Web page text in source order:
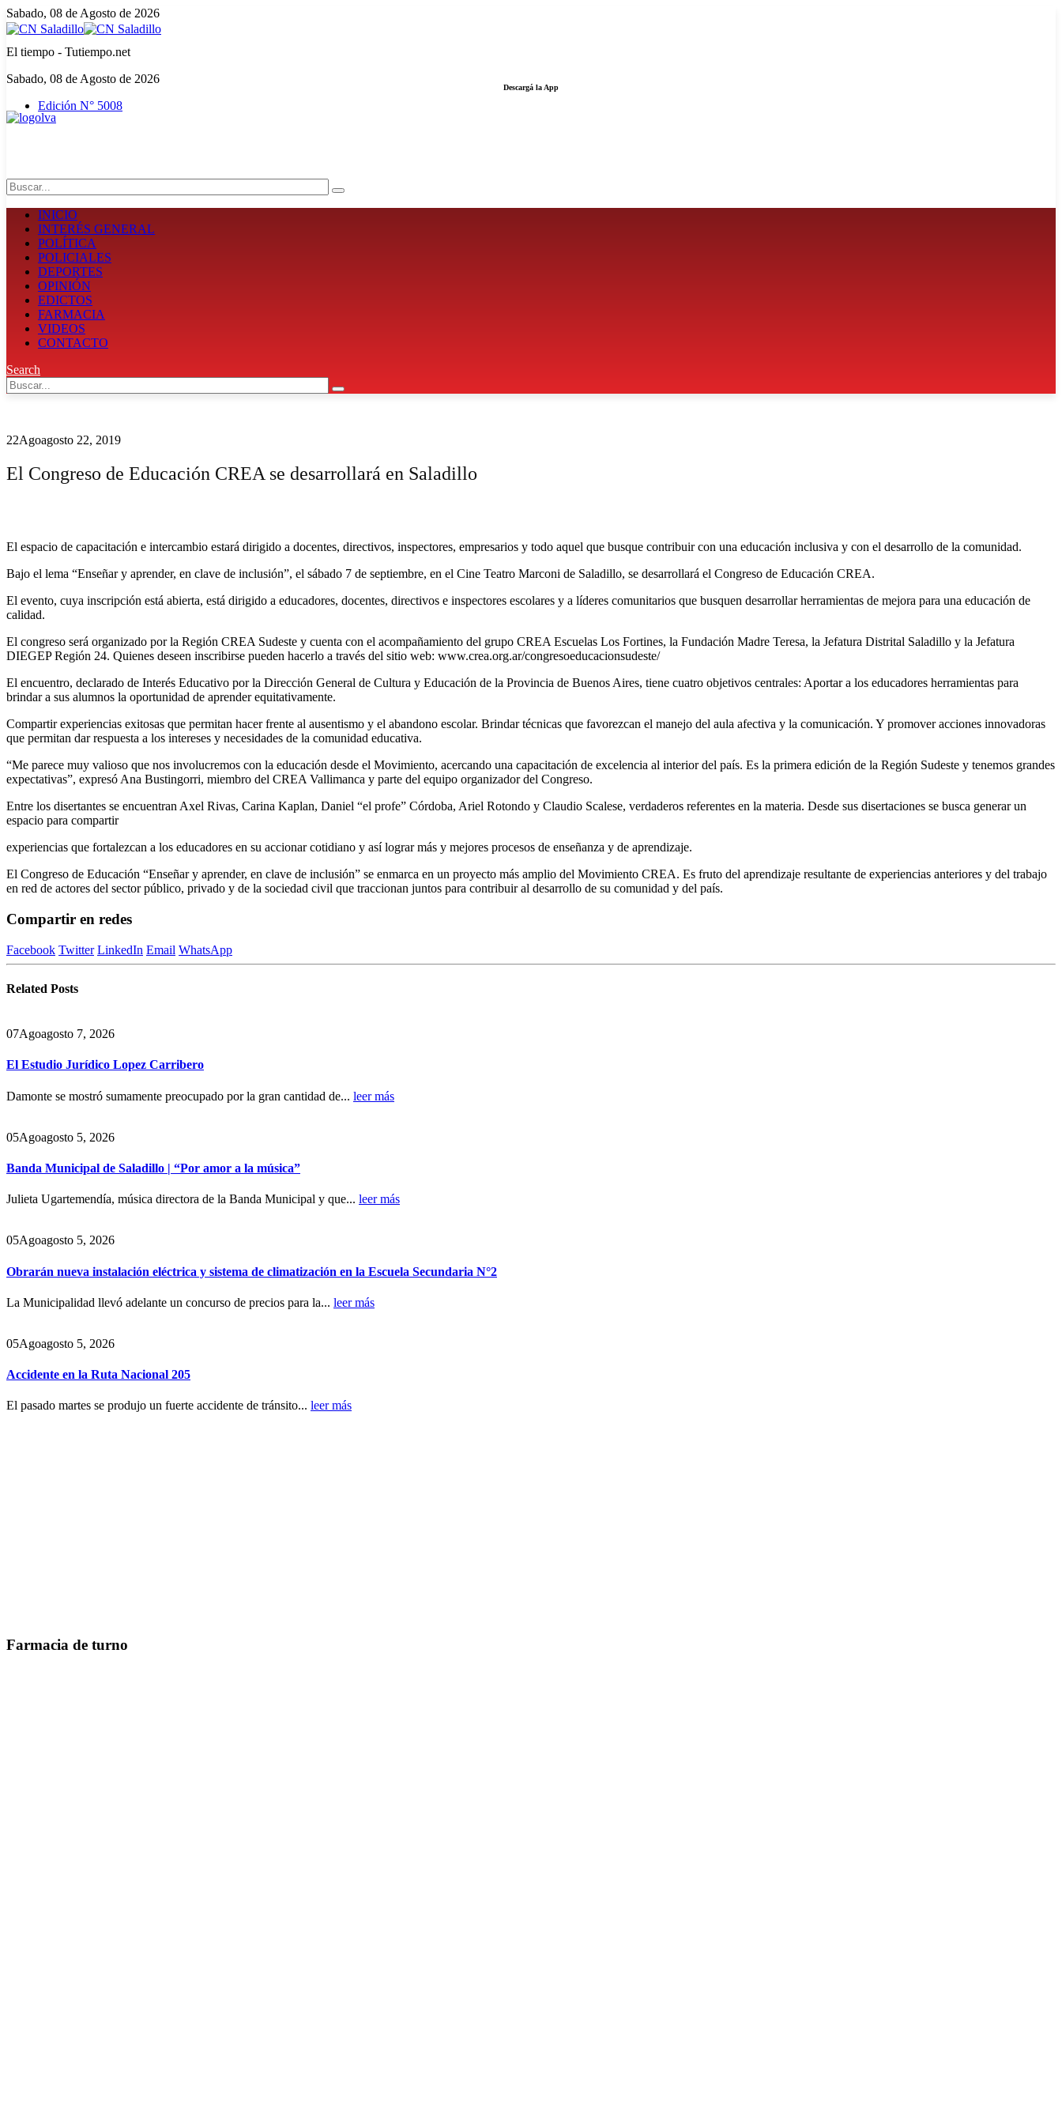
Sabado, 08 de Agosto de 2026
El tiempo - Tutiempo.net
Sabado, 08 de Agosto de 2026
Edición N° 5008
Descargá la App
INICIO
INTERÉS GENERAL
POLÍTICA
POLICIALES
DEPORTES
OPINIÓN
EDICTOS
FARMACIA
VIDEOS
CONTACTO
Search
22Agoagosto 22, 2019
El Congreso de Educación CREA se desarrollará en Saladillo
El espacio de capacitación e intercambio estará dirigido a docentes, directivos, inspectores, empresarios y todo aquel que busque contribuir con una educación inclusiva y con el desarrollo de la comunidad.
Bajo el lema “Enseñar y aprender, en clave de inclusión”, el sábado 7 de septiembre, en el Cine Teatro Marconi de Saladillo, se desarrollará el Congreso de Educación CREA.
El evento, cuya inscripción está abierta, está dirigido a educadores, docentes, directivos e inspectores escolares y a líderes comunitarios que busquen desarrollar herramientas de mejora para una educación de
calidad.
El congreso será organizado por la Región CREA Sudeste y cuenta con el acompañamiento del grupo CREA Escuelas Los Fortines, la Fundación Madre Teresa, la Jefatura Distrital Saladillo y la Jefatura
DIEGEP Región 24. Quienes deseen inscribirse pueden hacerlo a través del sitio web: www.crea.org.ar/congresoeducacionsudeste/
El encuentro, declarado de Interés Educativo por la Dirección General de Cultura y Educación de la Provincia de Buenos Aires, tiene cuatro objetivos centrales: Aportar a los educadores herramientas para
brindar a sus alumnos la oportunidad de aprender equitativamente.
Compartir experiencias exitosas que permitan hacer frente al ausentismo y el abandono escolar. Brindar técnicas que favorezcan el manejo del aula afectiva y la comunicación. Y promover acciones innovadoras
que permitan dar respuesta a los intereses y necesidades de la comunidad educativa.
“Me parece muy valioso que nos involucremos con la educación desde el Movimiento, acercando una capacitación de excelencia al interior del país. Es la primera edición de la Región Sudeste y tenemos grandes
expectativas”, expresó Ana Bustingorri, miembro del CREA Vallimanca y parte del equipo organizador del Congreso.
Entre los disertantes se encuentran Axel Rivas, Carina Kaplan, Daniel “el profe” Córdoba, Ariel Rotondo y Claudio Scalese, verdaderos referentes en la materia. Desde sus disertaciones se busca generar un
espacio para compartir
experiencias que fortalezcan a los educadores en su accionar cotidiano y así lograr más y mejores procesos de enseñanza y de aprendizaje.
El Congreso de Educación “Enseñar y aprender, en clave de inclusión” se enmarca en un proyecto más amplio del Movimiento CREA. Es fruto del aprendizaje resultante de experiencias anteriores y del trabajo
en red de actores del sector público, privado y de la sociedad civil que traccionan juntos para contribuir al desarrollo de su comunidad y del país.
Compartir en redes
Facebook Twitter LinkedIn Email WhatsApp
Related Posts
07Agoagosto 7, 2026
El Estudio Jurídico Lopez Carribero
Damonte se mostró sumamente preocupado por la gran cantidad de... leer más
05Agoagosto 5, 2026
Banda Municipal de Saladillo | “Por amor a la música”
Julieta Ugartemendía, música directora de la Banda Municipal y que... leer más
05Agoagosto 5, 2026
Obrarán nueva instalación eléctrica y sistema de climatización en la Escuela Secundaria N°2
La Municipalidad llevó adelante un concurso de precios para la... leer más
05Agoagosto 5, 2026
Accidente en la Ruta Nacional 205
El pasado martes se produjo un fuerte accidente de tránsito... leer más
Farmacia de turno